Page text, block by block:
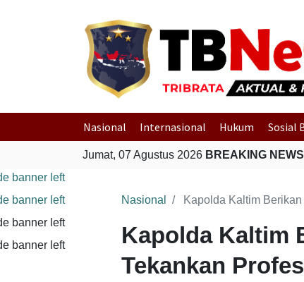
Nasional Internasional Hukum Sosial
Jumat, 07 Agustus 2026 BREAKING
Nasional Kapolda Kaltim
Kapolda Kaltim
Tekankan